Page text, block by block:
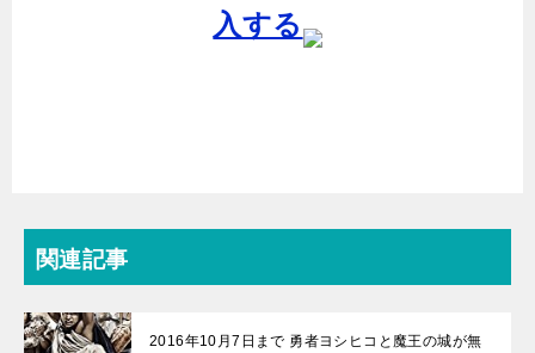
入する
関連記事
2016年10月7日まで 勇者ヨシヒコと魔王の城が無